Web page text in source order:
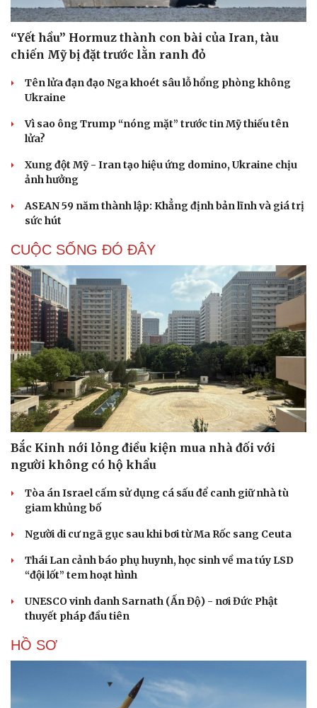
Du lịch
Tư vấn
Săn Tour
check-in
Câu chuyện thời sự
Đọc truyện đêm khuya
Cửa sổ tình yêu
Kể chuyện cho bé
Hạt giống tâm hồn
“Yết hầu” Hormuz thành con bài của Iran, tàu
chiến Mỹ bị đặt trước lằn ranh đỏ
Tên lửa đạn đạo Nga khoét sâu lỗ hổng phòng không
Ukraine
Vì sao ông Trump “nóng mặt” trước tin Mỹ thiếu tên
lửa?
Xung đột Mỹ - Iran tạo hiệu ứng domino, Ukraine chịu
ảnh hưởng
ASEAN 59 năm thành lập: Khẳng định bản lĩnh và giá trị
sức hút
CUỘC SỐNG ĐÓ ĐÂY
Bắc Kinh nới lỏng điều kiện mua nhà đối với
người không có hộ khẩu
Tòa án Israel cấm sử dụng cá sấu để canh giữ nhà tù
giam khủng bố
Người di cư ngã gục sau khi bơi từ Ma Rốc sang Ceuta
Thái Lan cảnh báo phụ huynh, học sinh về ma túy LSD
“đội lốt” tem hoạt hình
UNESCO vinh danh Sarnath (Ấn Độ) - nơi Đức Phật
thuyết pháp đầu tiên
HỒ SƠ